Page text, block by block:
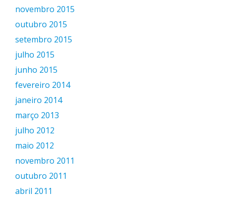
novembro 2015
outubro 2015
setembro 2015
julho 2015
junho 2015
fevereiro 2014
janeiro 2014
março 2013
julho 2012
maio 2012
novembro 2011
outubro 2011
abril 2011